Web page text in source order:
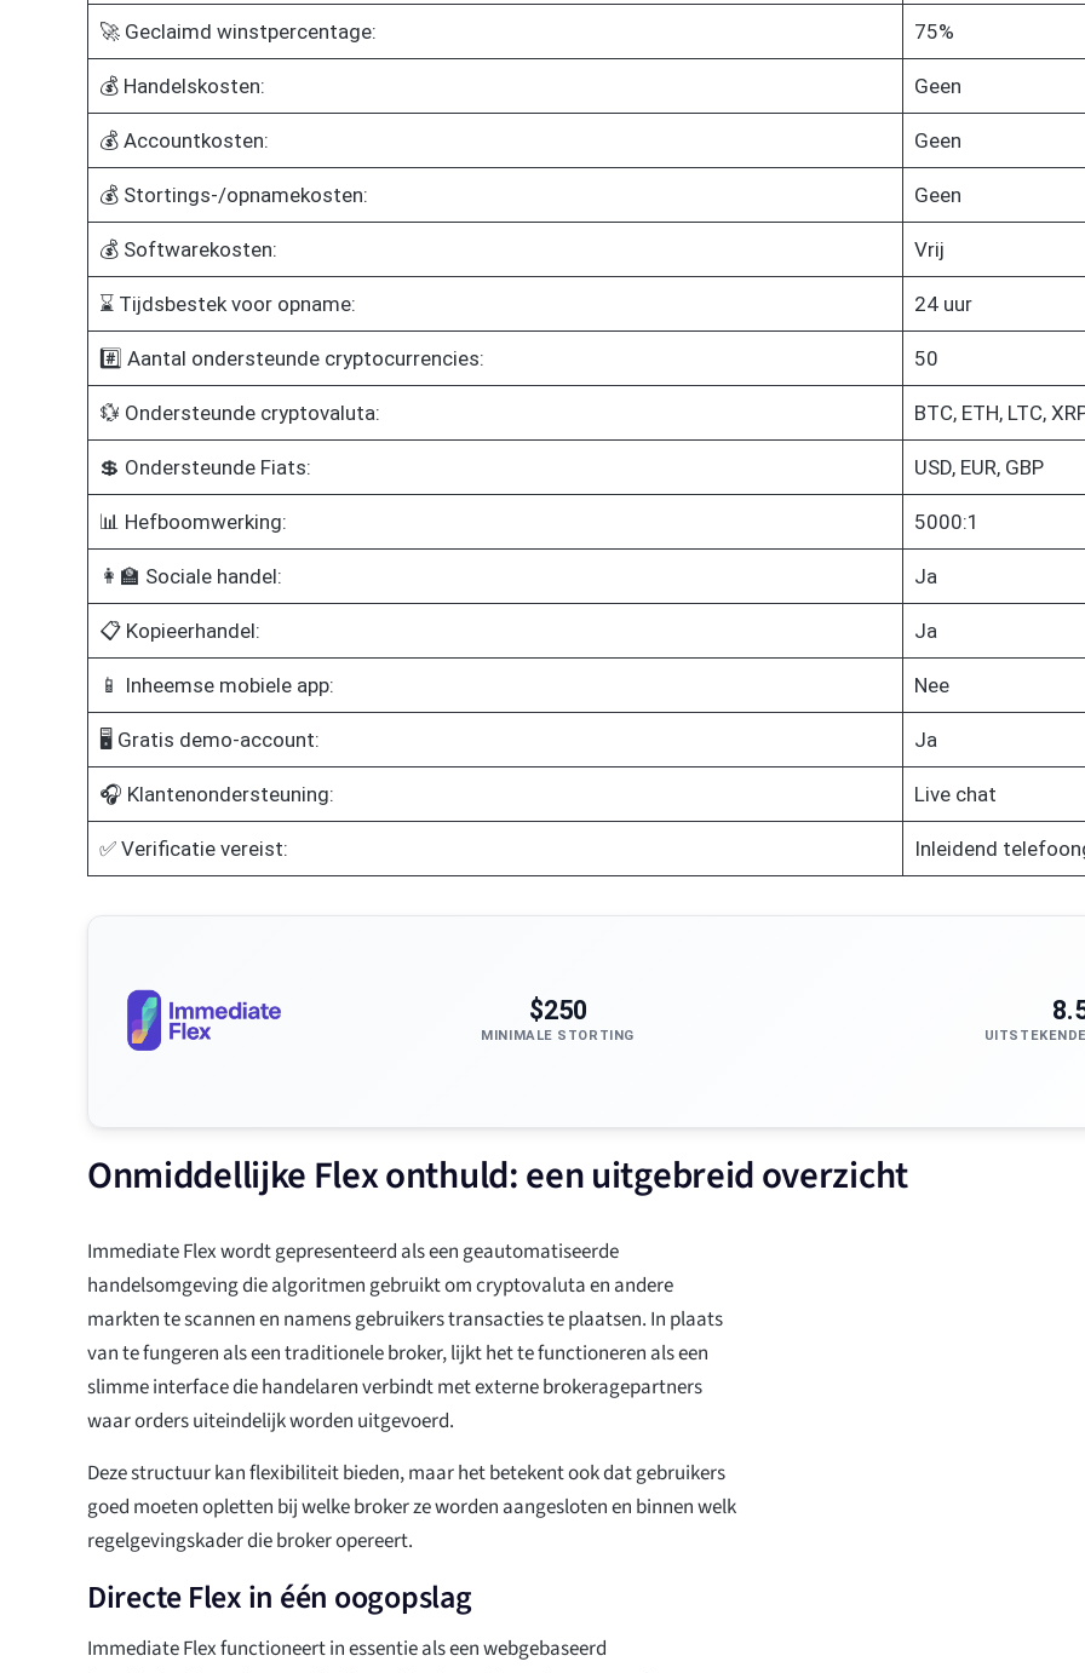
🚀 Geclaimd winstpercentage: 75%
💰 Handelskosten: Geen
💰 Accountkosten: Geen
💰 Stortings-/opnamekosten: Geen
💰 Softwarekosten: Vrij
⌛ Tijdsbestek voor opname: 24 uur
#️⃣ Aantal ondersteunde cryptocurrencies: 50
💱 Ondersteunde cryptovaluta: BTC, ETH, LTC,
💲 Ondersteunde Fiats: USD, EUR, GBP
📊 Hefboomwerking: 5000:1
👩‍🏫 Sociale handel: Ja
📋 Kopieerhandel: Ja
📱 Inheemse mobiele app: Nee
🖥️ Gratis demo-account: Ja
🎧 Klantenondersteuning: Live chat
✅ Verificatie vereist: Inleidend
$250
MINIMALE STORTING
Onmiddellijke Flex onthuld: een uitgebreid overzicht
Immediate Flex wordt gepresenteerd als een geautomatiseerde
handelsomgeving die algoritmen gebruikt om cryptovaluta en andere
markten te scannen en namens gebruikers transacties te plaatsen. In plaats
van te fungeren als een traditionele broker, lijkt het te functioneren als een
slimme interface die handelaren verbindt met externe brokeragepartners
waar orders uiteindelijk worden uitgevoerd.
Deze structuur kan flexibiliteit bieden, maar het betekent ook dat gebruikers
goed moeten opletten bij welke broker ze worden aangesloten en binnen welk
regelgevingskader die broker opereert.
Directe Flex in één oogopslag
Immediate Flex functioneert in essentie als een webgebaseerd